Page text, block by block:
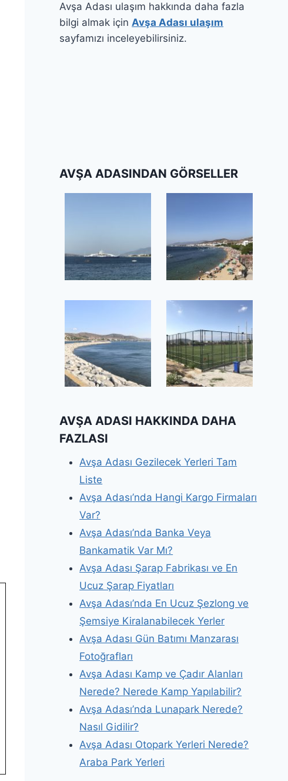
Avşa Adası ulaşım hakkında daha fazla
bilgi almak içinAvşa Adası ulaşım
sayfamızı inceleyebilirsiniz.
AVŞA ADASINDAN GÖRSELLER
AVŞA ADASI HAKKINDA DAHA
FAZLASI
Avşa Adası Gezilecek Yerleri Tam
Liste
Avşa Adası’nda Hangi Kargo Firmaları
Var?
Avşa Adası’nda Banka Veya
Bankamatik Var Mı?
Avşa Adası Şarap Fabrikası ve En
Ucuz Şarap Fiyatları
Avşa Adası’nda En Ucuz Şezlong ve
Şemsiye Kiralanabilecek Yerler
Avşa Adası Gün Batımı Manzarası
Fotoğrafları
Avşa Adası Kamp ve Çadır Alanları
Nerede? Nerede Kamp Yapılabilir?
Avşa Adası’nda Lunapark Nerede?
Nasıl Gidilir?
Avşa Adası Otopark Yerleri Nerede?
Araba Park Yerleri